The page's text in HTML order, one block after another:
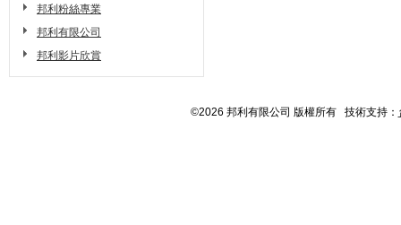
邦利粉絲專業
邦利有限公司
邦利影片欣賞
©2026 邦利有限公司 版權所有 技術支持：